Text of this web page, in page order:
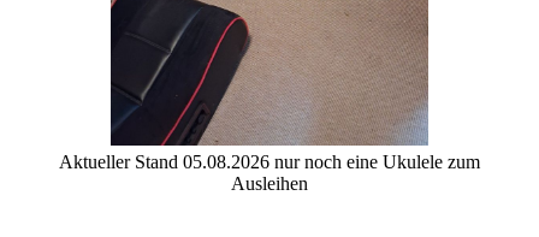
Aktueller Stand 05.08.2026 nur noch eine Ukulele zum
Ausleihen